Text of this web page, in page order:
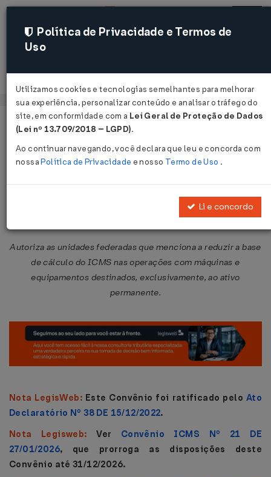
Acessar
Página Inicial Legislações
Convênio ICMS Nº 185 DE
Autoriza as unidades federadas que menciona a reduzir a base
de cálculo do ICMS nas operações com máquinas e
equipamentos destinados, exclusivamente, ao ativo
permanente.
Nota LegisWeb: Este Convênio foi ratificado pelo Ato
Declaratório Nº 38 DE 15/12/2022.
Nota Legisweb:Ver Convênio ICMS Nº 21 DE
27/01/2026, que prorroga as disposições deste
Convênio até 31/12/2026.
Política de Privacidade e Termos de
Uso
Utilizamos cookies e tecnologias semelhantes para melhorar
sua experiência, personalizar conteúdo e analisar o tráfego do
site, em conformidade com a Lei Geral de Proteção de Dados
(Lei nº 13.709/2018 – LGPD).
Ao continuar navegando, você declara que leu e concorda com
nossaPolítica de Privacidade e nosso Termo de Uso .
Li e concordo